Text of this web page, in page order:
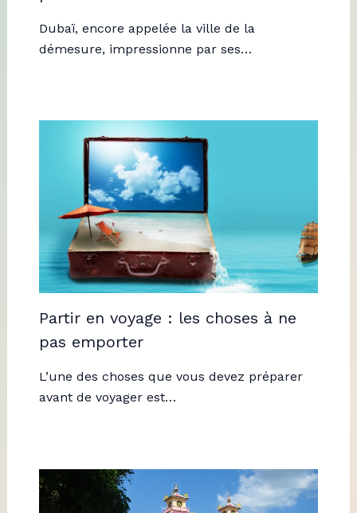
Dubaï, encore appelée la ville de la
démesure, impressionne par ses…
Partir en voyage : les choses à ne
pas emporter
L’une des choses que vous devez préparer
avant de voyager est…